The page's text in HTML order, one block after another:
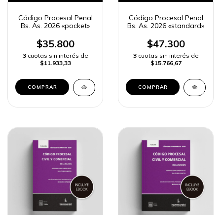
Código Procesal Penal
Bs. As. 2026 «pocket»
$35.800
3 cuotas sin interés de
$11.933,33
COMPRAR
Código Procesal Penal
Bs. As. 2026 «standard»
$47.300
3 cuotas sin interés de
$15.766,67
COMPRAR